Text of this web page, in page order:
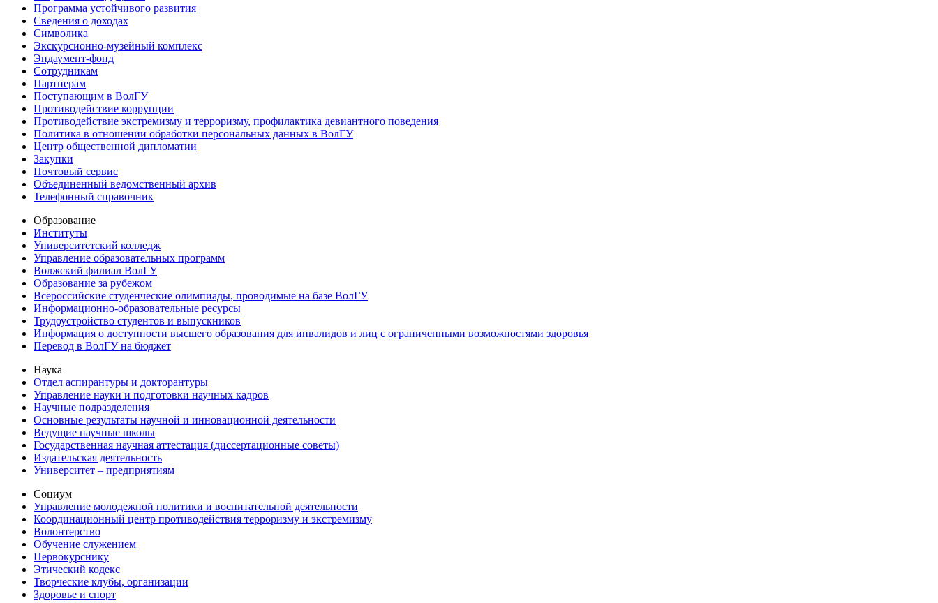
Программа устойчивого развития
Сведения о доходах
Символика
Экскурсионно-музейный комплекс
Эндаумент-фонд
Сотрудникам
Партнерам
Поступающим в ВолГУ
Противодействие коррупции
Противодействие экстремизму и терроризму, профилактика девиантного поведения
Политика в отношении обработки персональных данных в ВолГУ
Центр общественной дипломатии
Закупки
Почтовый сервис
Объединенный ведомственный архив
Телефонный справочник
Образование
Институты
Университетский колледж
Управление образовательных программ
Волжский филиал ВолГУ
Образование за рубежом
Всероссийские студенческие олимпиады, проводимые на базе ВолГУ
Информационно-образовательные ресурсы
Трудоустройство студентов и выпускников
Информация о доступности высшего образования для инвалидов и лиц с ограниченными возможностями здоровья
Перевод в ВолГУ на бюджет
Наука
Отдел аспирантуры и докторантуры
Управление науки и подготовки научных кадров
Научные подразделения
Основные результаты научной и инновационной деятельности
Ведущие научные школы
Государственная научная аттестация (диссертационные советы)
Издательская деятельность
Университет – предприятиям
Социум
Управление молодежной политики и воспитательной деятельности
Координационный центр противодействия терроризму и экстремизму
Волонтерство
Обучение служением
Первокурснику
Этический кодекс
Творческие клубы, организации
Здоровье и спорт